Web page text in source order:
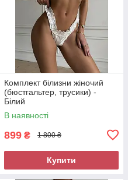
Комплект білизни жіночий
(бюстгальтер, трусики) -
Білий
В наявності
899 ₴ 1 800 ₴
Купити